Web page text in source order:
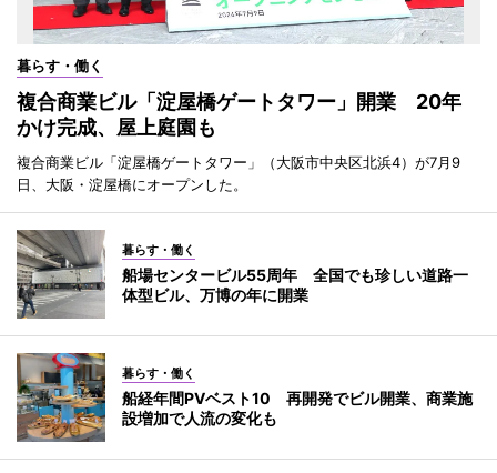
暮らす・働く
複合商業ビル「淀屋橋ゲートタワー」開業 20年
かけ完成、屋上庭園も
複合商業ビル「淀屋橋ゲートタワー」（大阪市中央区北浜4）が7月9
日、大阪・淀屋橋にオープンした。
暮らす・働く
船場センタービル55周年 全国でも珍しい道路一
体型ビル、万博の年に開業
暮らす・働く
船経年間PVベスト10 再開発でビル開業、商業施
設増加で人流の変化も